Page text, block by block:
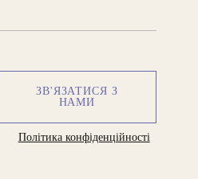
ЗВ'ЯЗАТИСЯ З
НАМИ
Політика конфіденційності